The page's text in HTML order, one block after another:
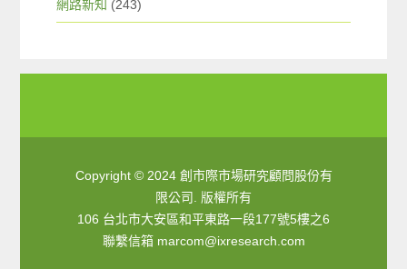
網路新知 (243)
Copyright © 2024 創市際市場研究顧問股份有
限公司. 版權所有
106 台北市大安區和平東路一段177號5樓之6
聯繫信箱 marcom@ixresearch.com